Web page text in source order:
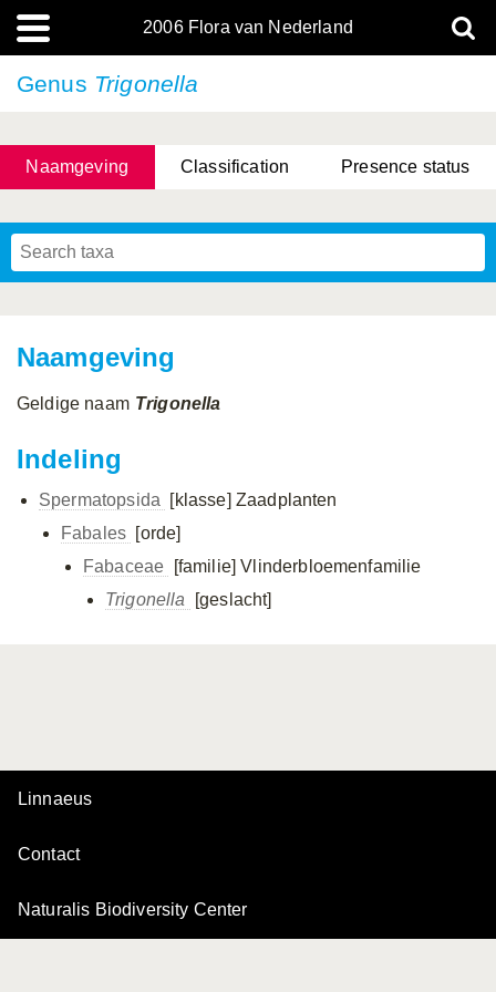
2006 Flora van Nederland
Genus Trigonella
Naamgeving Classification Presence status
Naamgeving
Geldige naam Trigonella
Indeling
Spermatopsida [klasse] Zaadplanten
Fabales [orde]
Fabaceae
[familie] Vlinderbloemenfamilie
Trigonella
[geslacht]
Linnaeus
Contact
Naturalis Biodiversity Center